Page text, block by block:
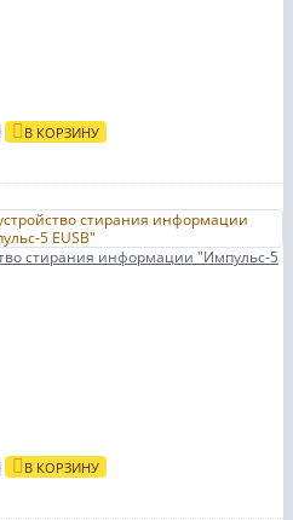
В КОРЗИНУ
стирания информации "Импульс-5
В КОРЗИНУ